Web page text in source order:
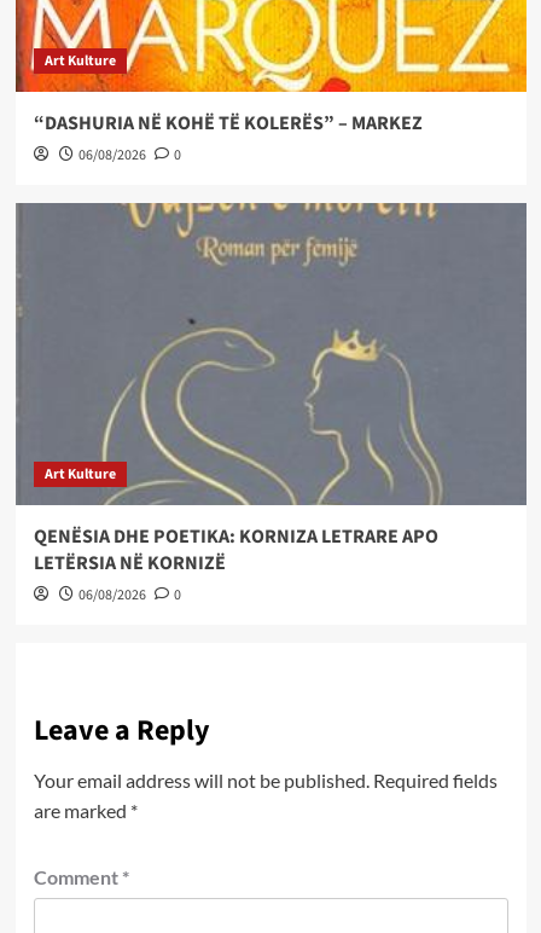
Art Kulture
“DASHURIA NË KOHË TË KOLERËS” – MARKEZ
06/08/2026 0
Art Kulture
QENËSIA DHE POETIKA: KORNIZA LETRARE APO
LETËRSIA NË KORNIZË
06/08/2026 0
Leave a Reply
Your email address will not be published. Required fields
are marked *
Comment *